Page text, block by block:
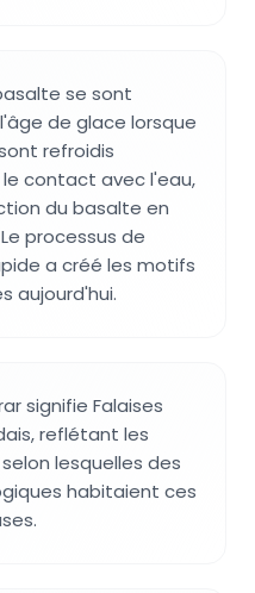
se sont
de glace lorsque
refroidis
contact avec l'eau,
du basalte en
processus de
a créé les motifs
aujourd'hui.
signifie Falaises
reflétant les
lesquelles des
habitaient ces